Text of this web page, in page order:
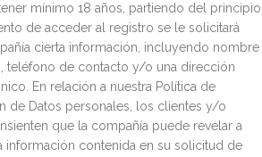
mínimo 18 años, partiendo del principio
de acceder al registro se le solicitará
cierta información, incluyendo nombre
teléfono de contacto y/o una dirección
En relación a nuestra Política de
de Datos personales, los clientes y/o
que la compañía puede revelar a
información contenida en su solicitud de